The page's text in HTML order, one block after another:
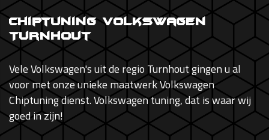
Chiptuning Volkswagen
Turnhout
Vele Volkswagen's uit de regio Turnhout gingen u al
voor met onze unieke maatwerk Volkswagen
Chiptuning dienst. Volkswagen tuning, dat is waar wij
goed in zijn!